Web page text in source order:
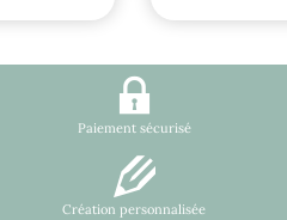
Paiement sécurisé
Création personnalisée